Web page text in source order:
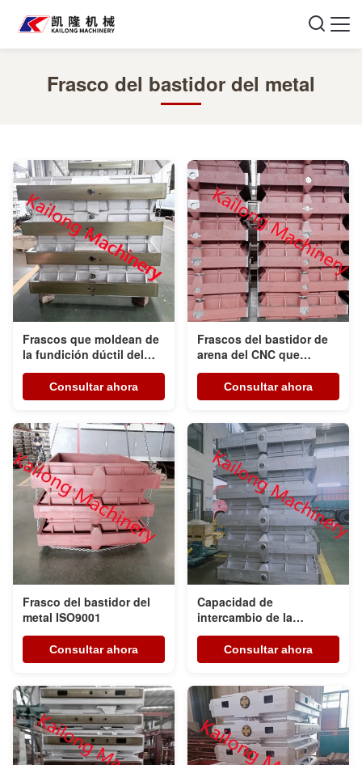
Frasco del bastidor del metal
Frascos que moldean de
la fundición dúctil del
hierro GGG50
Consultar ahora
Frascos del bastidor de
arena del CNC que
trabajan a máquina
Consultar ahora
Frasco del bastidor del
metal ISO9001
Consultar ahora
Capacidad de
intercambio de la
asamblea de Grey Iron
Metal Casting Flask
buena
Consultar ahora